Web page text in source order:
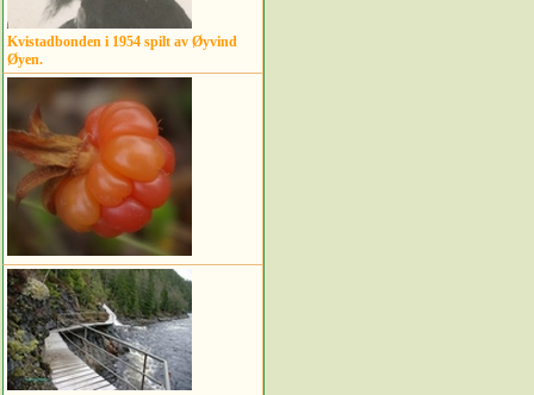
Kvistadbonden i 1954 spilt av Øyvind
Øyen.